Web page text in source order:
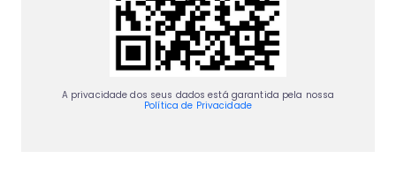
A privacidade dos seus dados está garantida pela nossa
Política de Privacidade